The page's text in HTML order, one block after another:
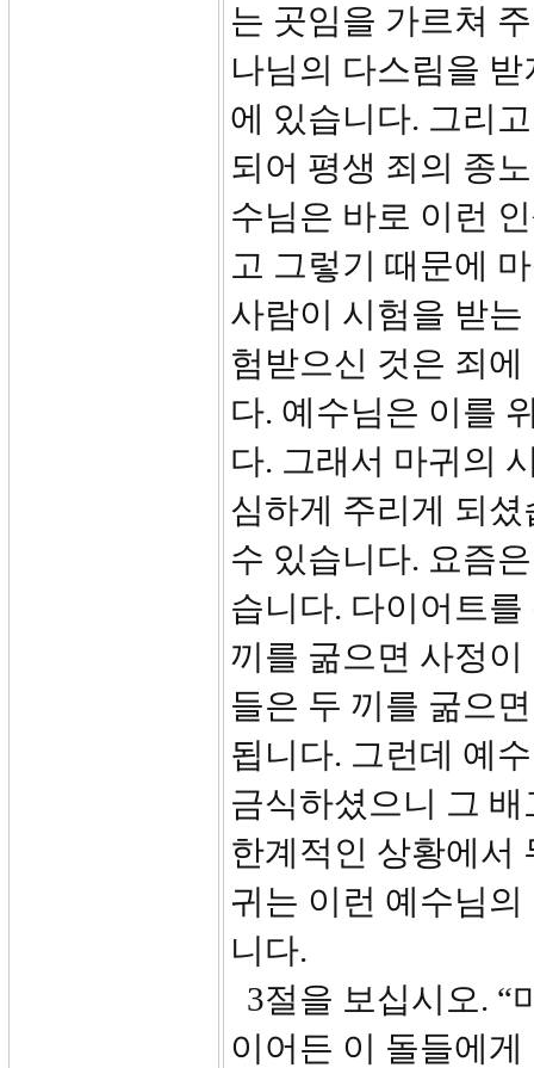
는 곳임을 가르쳐
나님의 다스림을
에 있습니다. 그리
되어 평생 죄의 종
수님은 바로 이런
고 그렇기 때문에
사람이 시험을 받
험받으신 것은 죄
다. 예수님은 이를
다. 그래서 마귀의
심하게 주리게 되
수 있습니다. 요즘
습니다. 다이어트
끼를 굶으면 사정
들은 두 끼를 굶으
됩니다. 그런데 예
금식하셨으니 그
한계적인 상황에서
귀는 이런 예수님
니다.
3절을 보십시오. “
이어든 이 돌들에